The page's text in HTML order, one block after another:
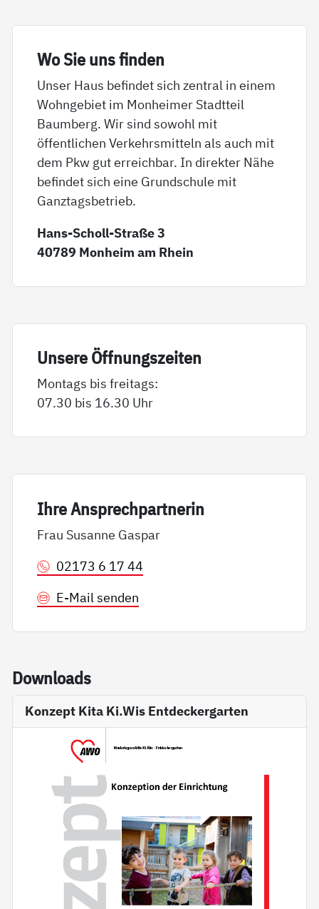
Wo Sie uns fin­den
Unser Haus befindet sich zentral in einem
Wohngebiet im Monheimer Stadtteil
Baumberg. Wir sind sowohl mit
öffentlichen Verkehrsmitteln als auch mit
dem Pkw gut erreichbar. In direkter Nähe
befindet sich eine Grundschule mit
Ganztagsbetrieb.
Hans-Scholl-Straße 3
40789 Monheim am Rhein
Un­se­re Öff­nungs­zei­ten
Montags bis freitags:
07.30 bis 16.30 Uhr
Ih­re An­sp­rech­part­ne­rin
Frau Susanne Gaspar
02173 6 17 44
E-Mail senden
Down­loads
Konzept Kita Ki.Wis Entdeckergarten